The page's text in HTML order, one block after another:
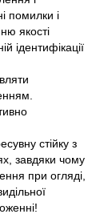
помилки і
якості
ідентифікації
стійку з
завдяки чому
при огляді,